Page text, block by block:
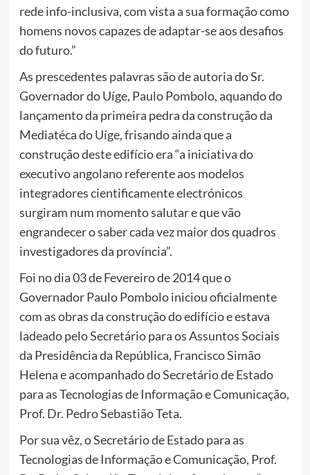
rede info-inclusiva, com vista a sua formação como
homens novos capazes de adaptar-se aos desafios
do futuro.”
As prescedentes palavras são de autoria do Sr.
Governador do Uíge, Paulo Pombolo, aquando do
lançamento da primeira pedra da construção da
Mediatéca do Uíge, frisando ainda que a
construção deste edifício era “a iniciativa do
executivo angolano referente aos modelos
integradores cientificamente electrónicos
surgiram num momento salutar e que vão
engrandecer o saber cada vez maior dos quadros
investigadores da província”.
Foi no dia 03 de Fevereiro de 2014 que o
Governador Paulo Pombolo iniciou oficialmente
com as obras da construção do edifício e estava
ladeado pelo Secretário para os Assuntos Sociais
da Presidência da República, Francisco Simão
Helena e acompanhado do Secretário de Estado
para as Tecnologias de Informação e Comunicação,
Prof. Dr. Pedro Sebastião Teta.
Por sua vêz, o Secretário de Estado para as
Tecnologias de Informação e Comunicação, Prof.